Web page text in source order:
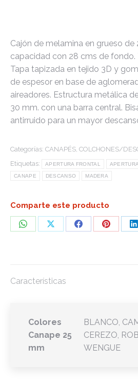
Cajón de melamina en grueso de
capacidad con 28 cms de fondo.
Tapa tapizada en tejido 3D y
de espesor en base de
aireadores. Estructura metálica
30 mm. con una barra central.
antirruido para un mayor
Categorías: CANAPÉS, COLCHONES/
Etiquetas:
APERTURA FRONTAL
CANAPE DESCANSO MADERA
Comparte este producto
Share
Share
Share
Share
Características
Colores
Canape 25
mm
BLANCO,
CEREZO,
WENGUE